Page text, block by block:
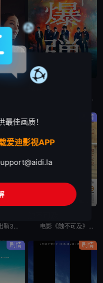
画质
一个神秘中年男子醉酒后袭击了一台自动售货机和便利店店员，被警方拘留。他声称自己拥有超能力，并预测东京将有炸弹。从秋叶原爆炸事件算起，他预测接下来还会有三次爆炸，间隔一小时。随后，他一边回避着警察的
剧情
电影《利刃出鞘3》讲述了：大侦探布兰科（丹尼尔·克雷格 饰）来到有着黑暗历史的小镇教会，与诚恳的年轻神父（乔什·奥康纳 饰）携手合作，调查一桩不可能的完美犯罪。
剧情
蓝光画质
电影《触不可及》讲述了：因为一次跳伞事故，白人富翁菲利普Philippe（弗朗索瓦·克鲁塞 François Cluzet 饰）瘫痪在床，欲招聘一名全职陪护。由于薪酬高，应聘者云集，个个舌灿莲花，
剧情 剧情
佳画质！
爱迪影视APP